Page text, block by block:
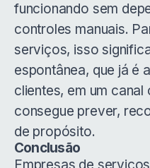
funcionando sem
controles manuais.
serviços, isso
espontânea, que já é
clientes, em um
consegue prever,
de propósito.
Conclusão